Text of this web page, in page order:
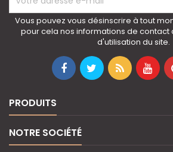
Vous pouvez vous désinscrire à tout
pour cela nos informations de contact
d'utilisation du site.
PRODUITS
NOTRE SOCIÉTÉ